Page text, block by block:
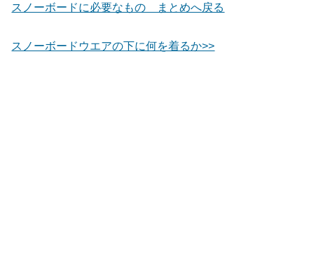
スノーボードに必要なもの まとめへ戻る
スノーボードウエアの下に何を着るか>>